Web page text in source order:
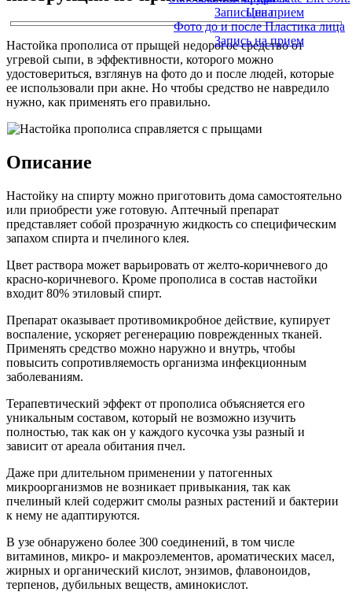
Цена
Фото до и после Пластика лица
Запись на прием
Запись на прием
Настойка прополиса от прыщей недорогое средство от
угревой сыпи, в эффективности, которого можно
удостовериться, взглянув на фото до и после людей, которые
ее использовали при акне. Но чтобы средство не навредило
нужно, как применять его правильно.
Описание
Настойку на спирту можно приготовить дома самостоятельно
или приобрести уже готовую. Аптечный препарат
представляет собой прозрачную жидкость со специфическим
запахом спирта и пчелиного клея.
Цвет раствора может варьировать от желто-коричневого до
красно-коричневого. Кроме прополиса в состав настойки
входит 80% этиловый спирт.
Препарат оказывает противомикробное действие, купирует
воспаление, ускоряет регенерацию поврежденных тканей.
Применять средство можно наружно и внутрь, чтобы
повысить сопротивляемость организма инфекционным
заболеваниям.
Терапевтический эффект от прополиса объясняется его
уникальным составом, который не возможно изучить
полностью, так как он у каждого кусочка узы разный и
зависит от ареала обитания пчел.
Даже при длительном применении у патогенных
микроорганизмов не возникает привыкания, так как
пчелиный клей содержит смолы разных растений и бактерии
к нему не адаптируются.
В узе обнаружено более 300 соединений, в том числе
витаминов, микро- и макроэлементов, ароматических масел,
жирных и органический кислот, энзимов, флавоноидов,
терпенов, дубильных веществ, аминокислот.